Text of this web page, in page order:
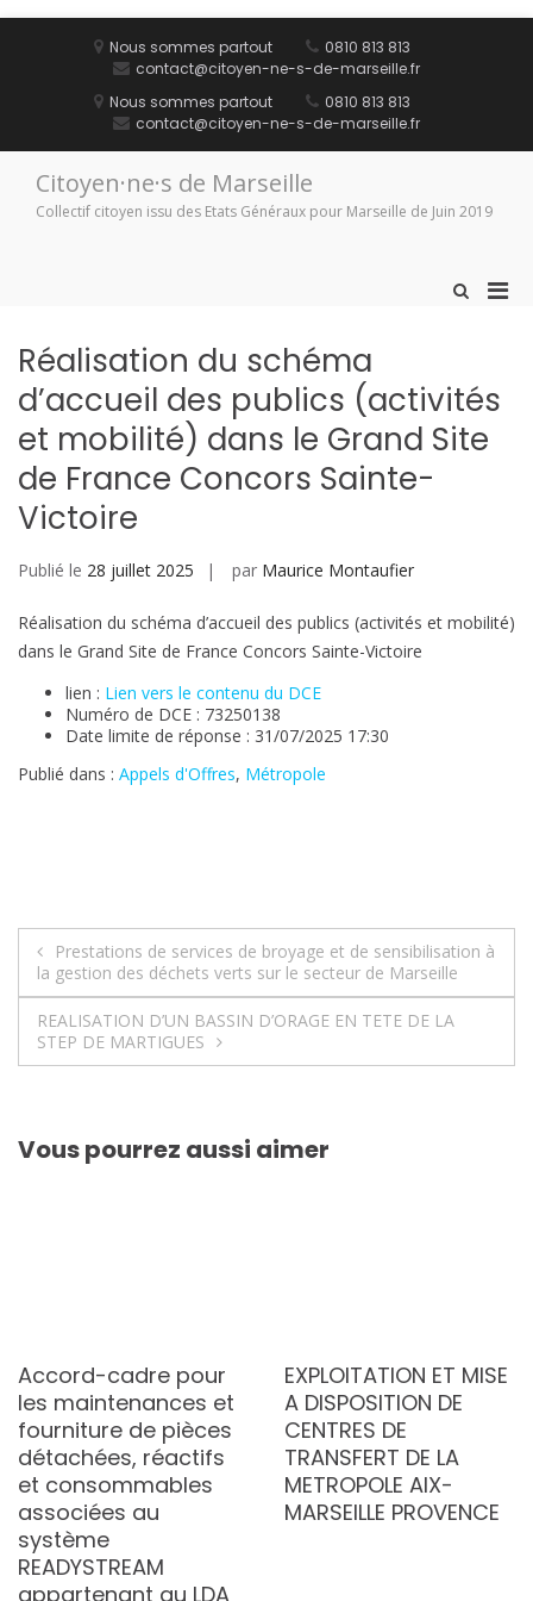
Nous sommes partout
0810 813 813
contact@citoyen-ne-s-de-marseille.fr
Nous sommes partout
0810 813 813
contact@citoyen-ne-s-de-marseille.fr
Citoyen·ne·s de Marseille
Collectif citoyen issu des Etats Généraux pour Marseille de Juin 2019
Afficher
Réalisation du schéma
d’accueil des publics (activités
et mobilité) dans le Grand Site
de France Concors Sainte-
Victoire
Publié le 28 juillet 2025 par Maurice Montaufier
Réalisation du schéma d’accueil des publics (activités et mobilité)
dans le Grand Site de France Concors Sainte-Victoire
lien : Lien vers le contenu du DCE
Numéro de DCE : 73250138
Date limite de réponse : 31/07/2025 17:30
Publié dans : Appels d'Offres, Métropole
Navigation
de
l’article
Prestations de services de broyage et de sensibilisation à
la gestion des déchets verts sur le secteur de Marseille
REALISATION D’UN BASSIN D’ORAGE EN TETE DE LA
STEP DE MARTIGUES
Vous pourrez aussi aimer
Accord-cadre pour
les maintenances et
fourniture de pièces
détachées, réactifs
et consommables
associées au
système
READYSTREAM
appartenant au LDA
EXPLOITATION ET MISE
A DISPOSITION DE
CENTRES DE
TRANSFERT DE LA
METROPOLE AIX-
MARSEILLE PROVENCE